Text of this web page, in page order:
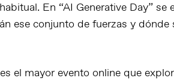
En “AI Generative Day” se
ese conjunto de fuerzas y
es el mayor evento online que